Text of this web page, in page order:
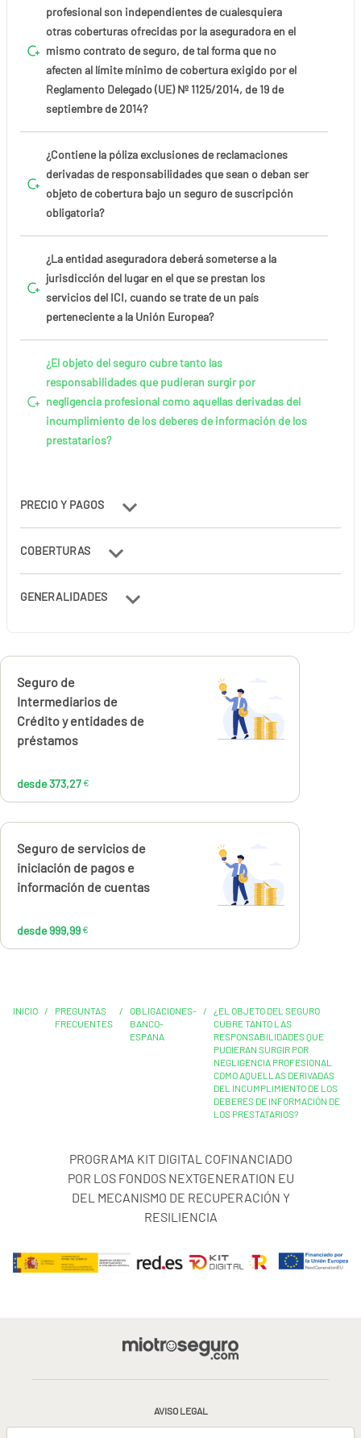
profesional son independientes de cualesquiera
otras coberturas ofrecidas por la aseguradora en el
mismo contrato de seguro, de tal forma que no
afecten al límite mínimo de cobertura exigido por el
Reglamento Delegado (UE) Nº 1125/2014, de 19 de
septiembre de 2014?
¿Contiene la póliza exclusiones de reclamaciones
derivadas de responsabilidades que sean o deban ser
objeto de cobertura bajo un seguro de suscripción
obligatoria?
¿La entidad aseguradora deberá someterse a la
jurisdicción del lugar en el que se prestan los
servicios del ICI, cuando se trate de un país
perteneciente a la Unión Europea?
¿El objeto del seguro cubre tanto las
responsabilidades que pudieran surgir por
negligencia profesional como aquellas derivadas del
incumplimiento de los deberes de información de los
prestatarios?
PRECIO Y PAGOS
COBERTURAS
GENERALIDADES
Calcúlalo ahora
Seguro de
Intermediarios de
Crédito y entidades de
préstamos
desde 373,27 €
373,27€
Calcúlalo ahora
Seguro de servicios de
iniciación de pagos e
información de cuentas
desde 999,99 €
999,99€
INICIO /
PREGUNTAS
FRECUENTES
/
OBLIGACIONES-
BANCO-
ESPANA
/
¿EL OBJETO DEL SEGURO
CUBRE TANTO LAS
RESPONSABILIDADES QUE
PUDIERAN SURGIR POR
NEGLIGENCIA PROFESIONAL
COMO AQUELLAS DERIVADAS
DEL INCUMPLIMIENTO DE LOS
DEBERES DE INFORMACIÓN DE
LOS PRESTATARIOS?
PROGRAMA KIT DIGITAL COFINANCIADO
POR LOS FONDOS NEXTGENERATION EU
DEL MECANISMO DE RECUPERACIÓN Y
RESILIENCIA
AVISO LEGAL